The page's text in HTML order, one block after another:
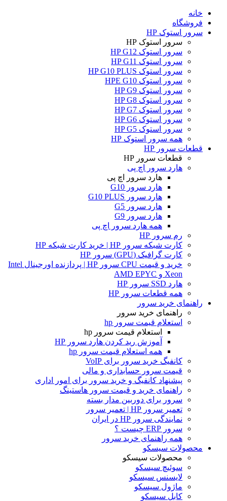
خانه
فروشگاه
سرور استوک HP
سرور استوک HP
سرور استوک HP G12
سرور استوک HP G11
سرور استوک HP G10 PLUS
سرور استوک HPE G10
سرور استوک HP G9
سرور استوک HP G8
سرور استوک HP G7
سرور استوک HP G6
سرور استوک HP G5
همه سرور استوک HP
قطعات سرور HP
قطعات سرور HP
هارد سرور اچ پی
هارد سرور اچ پی
هارد سرور G10
هارد سرور G10 PLUS
هارد سرور G5
هارد سرور G9
همه هارد سرور اچ پی
رم سرور HP
کارت شبکه سرور HP | خرید کارت شبکه HP
کارت گرافیک (GPU) سرور HP
خرید و قیمت CPU سرور HP | پردازنده اورجینال Intel
Xeon و AMD EPYC
هارد SSD سرور HP
همه قطعات سرور HP
راهنمای خرید سرور
راهنمای خرید سرور
استعلام قیمت سرور hp
استعلام قیمت سرور hp
آموزش ريد كردن هارد سرور HP
همه استعلام قیمت سرور hp
کانفیگ خرید سرور برای VoIP
قیمت سرور حسابداری و مالی
پیشنهاد کانفیگ و خرید سرور برای امور اداری
راهنمای خرید و قیمت سرور هاستینگ
سرور برای دوربین مدار بسته
تعمیر سرور HP | تعمیر سرور
نمایندگی سرور HP در ایران
سرور ERP چیست ؟
همه راهنمای خرید سرور
محصولات سیسکو
محصولات سیسکو
سوئیچ سیسکو
لایسنس سیسکو
ماژول سیسکو
کابل سیسکو